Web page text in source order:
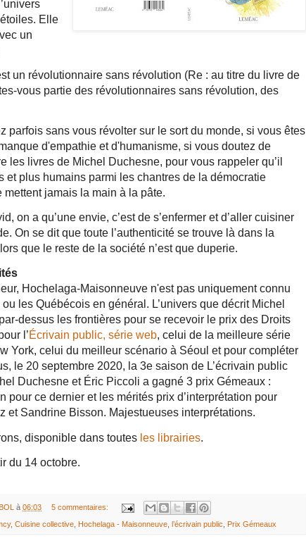
Elle
un
un révolutionnaire sans révolution (Re : au titre du livre de
vous partie des révolutionnaires sans révolution, des
parfois sans vous révolter sur le sort du monde, si vous êtes
d'empathie et d'humanisme, si vous doutez de
les livres de Michel Duchesne, pour vous rappeler qu’il
et plus humains parmi les chantres de la démocratie
mettent jamais la main à la pâte.
on a qu’une envie, c’est de s’enfermer et d’aller cuisiner
On se dit que toute l’authenticité se trouve là dans la
que le reste de la société n’est que duperie.
Hochelaga-Maisonneuve n'est pas uniquement connu
les Québécois en général. L’univers que décrit Michel
dessus les frontières pour se recevoir le prix des Droits
l’Écrivain public, série web, celui de la meilleure série
York, celui du meilleur scénario à Séoul et pour compléter
le 20 septembre 2020, la 3e saison de L’écrivain public
Duchesne et Éric Piccoli a gagné 3 prix Gémeaux :
pour ce dernier et les mérités prix d’interprétation pour
et Sandrine Bisson. Majestueuses interprétations.
disponible dans toutes les librairies.
du 14 octobre.
à 06:03 5 commentaires:
, Cuisine collective Hochelaga - Maisonneuve l’écrivain public Prix Gémeaux